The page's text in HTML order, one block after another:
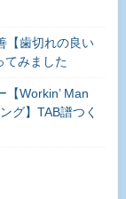
【歯切れの良い
てみました
【Workin’ Man
グ】TAB譜つく